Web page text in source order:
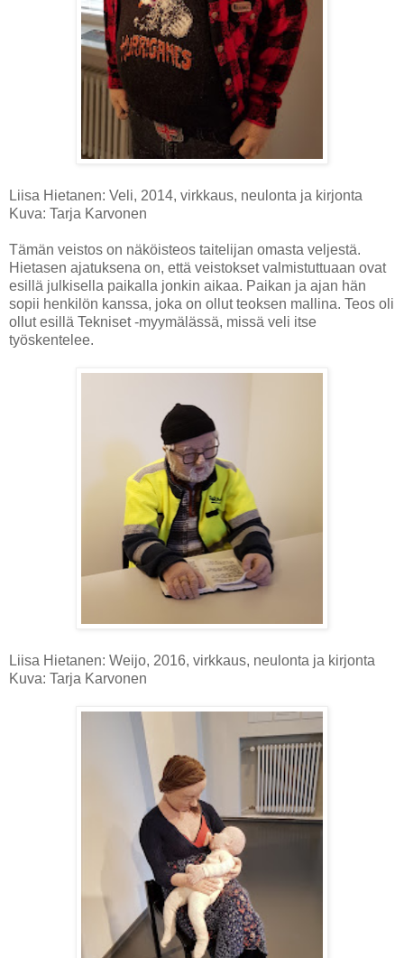
Liisa Hietanen: Veli, 2014, virkkaus, neulonta ja kirjonta
Kuva: Tarja Karvonen
Tämän veistos on näköisteos taitelijan omasta veljestä.
Hietasen ajatuksena on, että veistokset valmistuttuaan ovat
esillä julkisella paikalla jonkin aikaa. Paikan ja ajan hän
sopii henkilön kanssa, joka on ollut teoksen mallina. Teos oli
ollut esillä Tekniset -myymälässä, missä veli itse
työskentelee.
Liisa Hietanen: Weijo, 2016, virkkaus, neulonta ja kirjonta
Kuva: Tarja Karvonen